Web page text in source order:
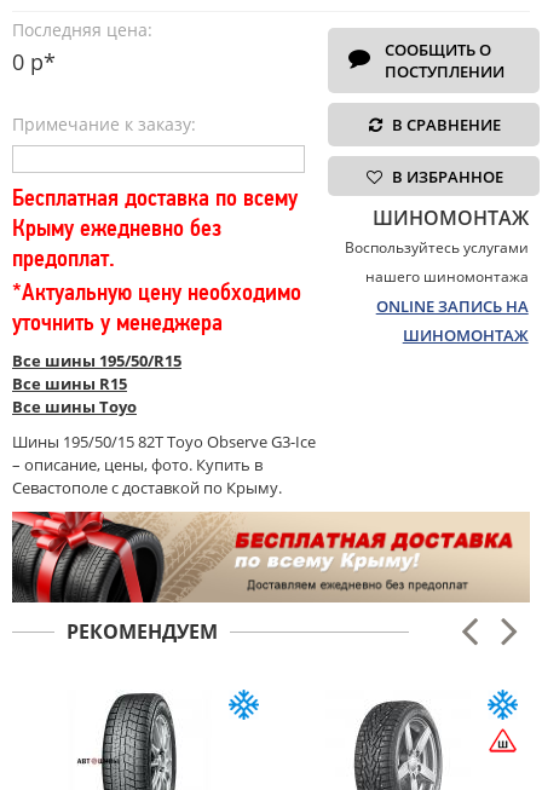
Последняя цена:
0 р*
Примечание к заказу:
Бесплатная доставка по всему
Крыму ежедневно без
предоплат.
*Актуальную цену необходимо
уточнить у менеджера
Все шины 195/50/R15
Все шины R15
Все шины Toyo
Шины 195/50/15 82T Toyo Observe G3-Ice
– описание, цены, фото. Купить в
Севастополе с доставкой по Крыму.
СООБЩИТЬ О
ПОСТУПЛЕНИИ
В СРАВНЕНИЕ
В ИЗБРАННОЕ
ШИНОМОНТАЖ
Воспользуйтесь услугами
нашего шиномонтажа
ONLINE ЗАПИСЬ НА
ШИНОМОНТАЖ
РЕКОМЕНДУЕМ